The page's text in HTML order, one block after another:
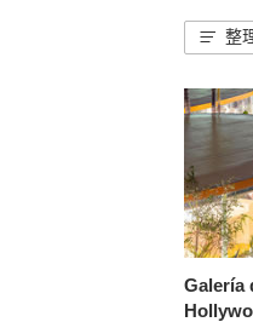
整
Galería